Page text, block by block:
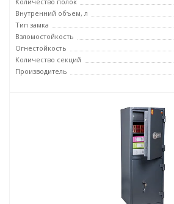
Внутренний объем, л
Тип замка
Взломостойкость
Огнестойкость
Количество секций
Производитель